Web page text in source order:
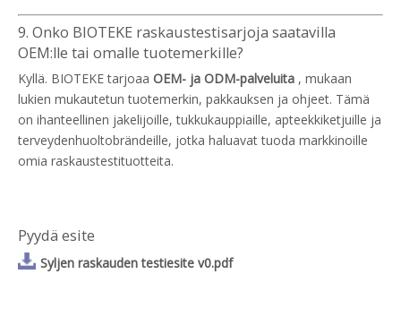
9. Onko BIOTEKE raskaustestisarjoja saatavilla
OEM:lle tai omalle tuotemerkille?
Kyllä. BIOTEKE tarjoaa OEM- ja ODM-palveluita , mukaan
lukien mukautetun tuotemerkin, pakkauksen ja ohjeet. Tämä
on ihanteellinen jakelijoille, tukkukauppiaille, apteekkiketjuille ja
terveydenhuoltobrändeille, jotka haluavat tuoda markkinoille
omia raskaustestituotteita.
Pyydä esite
Syljen raskauden testiesite v0.pdf